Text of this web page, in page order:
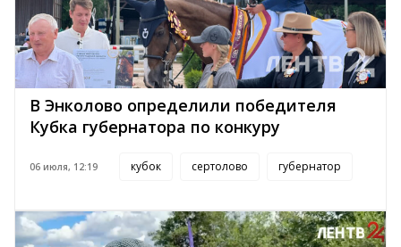
В Энколово определили победителя
Кубка губернатора по конкуру
06 июля, 12:19 кубок сертолово губернатор